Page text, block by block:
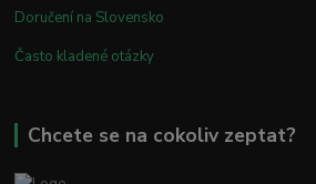
Doručení na Slovensko
Často kladené otázky
Chcete se na cokoliv zeptat?